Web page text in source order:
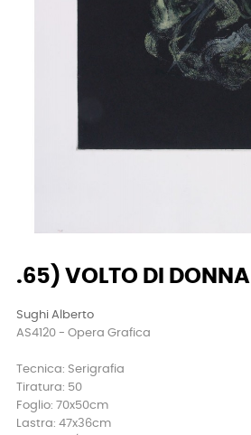
.65) VOLTO DI DONNA
Sughi Alberto
AS4120 - Opera Grafica
Tecnica: Serigrafia
Tiratura: 50
Foglio: 70x50cm
Lastra: 47x36cm